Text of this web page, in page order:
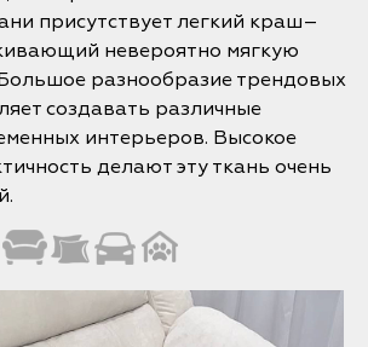
присутствует легкий краш–
невероятно мягкую
разнообразие трендовых
создавать различные
интерьеров. Высокое
делают эту ткань очень